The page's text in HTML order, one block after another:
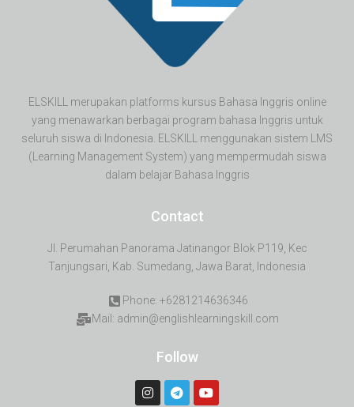
ELSKILL merupakan platforms kursus Bahasa Inggris online
yang menawarkan berbagai program bahasa Inggris untuk
seluruh siswa di Indonesia. ELSKILL menggunakan sistem LMS
(Learning Management System) yang mempermudah siswa
dalam belajar Bahasa Inggris
Contact
Jl. Perumahan Panorama Jatinangor Blok P119, Kec
Tanjungsari, Kab. Sumedang, Jawa Barat, Indonesia
Phone: +6281214636346
Mail: admin@englishlearningskill.com
Follow